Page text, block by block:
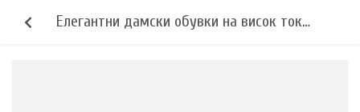
Елегантни дамски обувки на висок ток